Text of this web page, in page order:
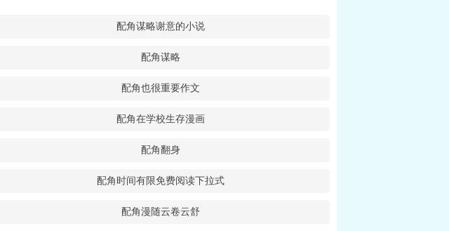
配角谋略谢意的小说
配角谋略
配角也很重要作文
配角在学校生存漫画
配角翻身
配角时间有限免费阅读下拉式
配角漫随云卷云舒